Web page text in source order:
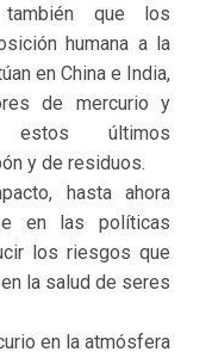
también que los
humana a la
en China e India,
de mercurio y
estos últimos
y de residuos.
hasta ahora
en las políticas
los riesgos que
la salud de seres
en la atmósfera